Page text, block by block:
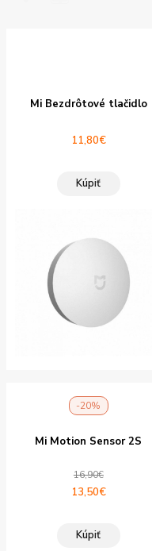
Mi Bezdrôtové tlačidlo
11,80€
Kúpiť
-20%
Mi Motion Sensor 2S
16,90€
Pôvodná
bola:
13,50€Aktuálna
Kúpiť